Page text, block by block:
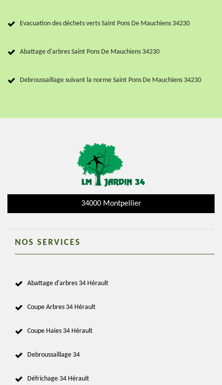
Evacuation des déchets verts Saint Pons De Mauchiens 34230
Abattage d'arbres Saint Pons De Mauchiens 34230
Debroussaillage suivant la norme Saint Pons De Mauchiens 34230
34000 Montpellier
NOS SERVICES
Abattage d'arbres 34 Hérault
Coupe Arbres 34 Hérault
Coupe Haies 34 Hérault
Debroussaillage 34
Défrichage 34 Hérault